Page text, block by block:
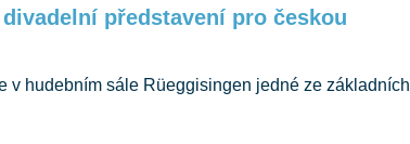
představení pro českou
v hudebním sále Rüeggisingen jedné ze základních